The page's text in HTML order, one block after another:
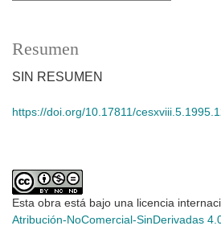
Resumen
SIN RESUMEN
https://doi.org/10.17811/
Esta obra está bajo una licencia
Atribución-NoComercial-SinDerivadas